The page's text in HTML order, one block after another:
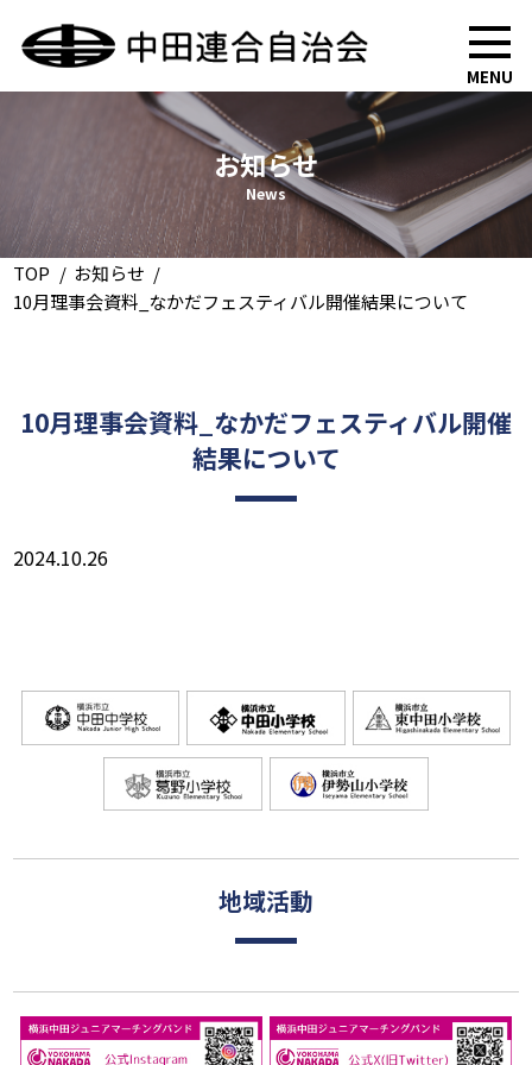
MENU
お知らせ
News
TOP
お知らせ
10月理事会資料_なかだフェスティバル開催結果について
10月理事会資料_なかだフェスティバル開催
結果について
2024.10.26
地域活動